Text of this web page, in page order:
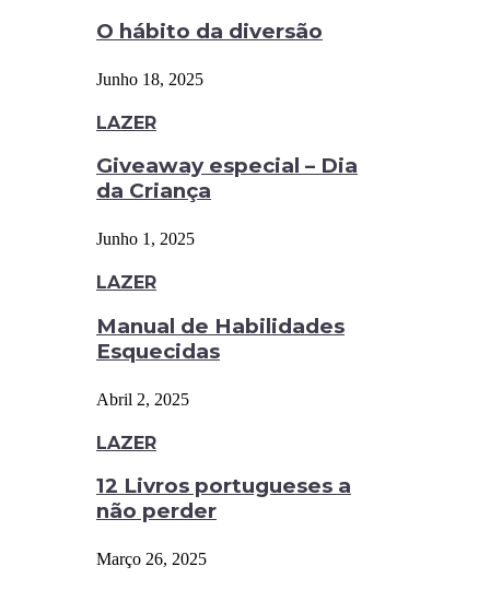
O hábito da diversão
Junho 18, 2025
LAZER
Giveaway especial – Dia
da Criança
Junho 1, 2025
LAZER
Manual de Habilidades
Esquecidas
Abril 2, 2025
LAZER
12 Livros portugueses a
não perder
Março 26, 2025